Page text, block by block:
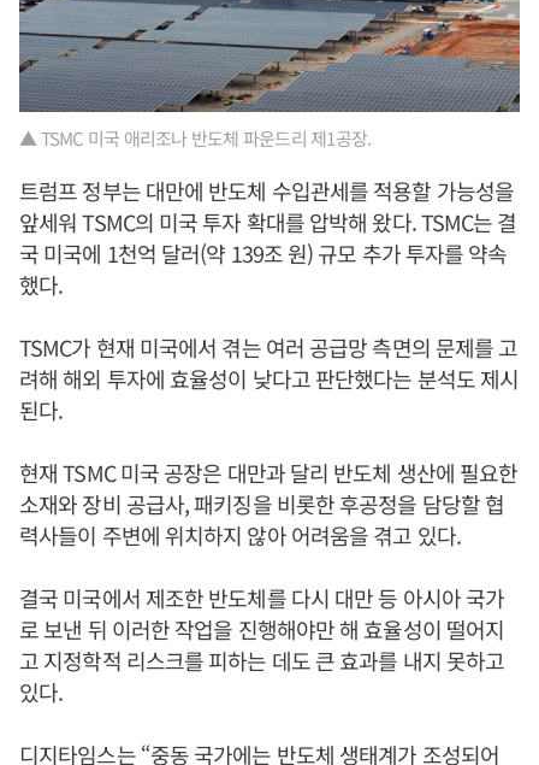
▲ TSMC 미국 애리조나 반도체 파운드리 제1공장.
트럼프 정부는 대만에 반도체 수입관세를 적용할 가능성을
앞세워 TSMC의 미국 투자 확대를 압박해 왔다. TSMC는 결
국 미국에 1천억 달러(약 139조 원) 규모 추가 투자를 약속
했다.
TSMC가 현재 미국에서 겪는 여러 공급망 측면의 문제를 고
려해 해외 투자에 효율성이 낮다고 판단했다는 분석도 제시
된다.
현재 TSMC 미국 공장은 대만과 달리 반도체 생산에 필요한
소재와 장비 공급사, 패키징을 비롯한 후공정을 담당할 협
력사들이 주변에 위치하지 않아 어려움을 겪고 있다.
결국 미국에서 제조한 반도체를 다시 대만 등 아시아 국가
로 보낸 뒤 이러한 작업을 진행해야만 해 효율성이 떨어지
고 지정학적 리스크를 피하는 데도 큰 효과를 내지 못하고
있다.
디지타임스는 “중동 국가에는 반도체 생태계가 조성되어